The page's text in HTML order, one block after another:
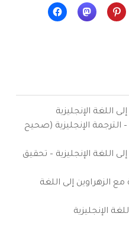
اللغة الإنجليزية
الترجمة الإنجليزية (صحيح
اللغة الإنجليزية – تحقيق
الزهراوين إلى اللغة
الإنجليزية